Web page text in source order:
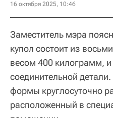
16 октября 2025, 10:46
Заместитель мэра
купол состоит из
весом 400 килограмм, и
соединительной
формы круглосуточно
расположенный в